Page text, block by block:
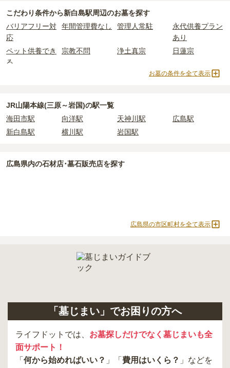
なお、お墓によっては以下の費用が別途かかる場合があります。
・開眼法要の費用：お墓を新しく建てた際に行う儀式のための費
用。僧侶に渡すお布施がかかります。
・納骨式の費用
：お墓に遺骨を納める儀式のための費用。僧侶に渡
すお布施、会食などの費用がかかります。
：お墓の管理費。契約後、毎年発生するケースがあり
正確な費用は、区画や石材の選び方によって大きく変わるため、見
積もりを取るまで確定しません。
現地見学では、担当者に「提示金額以外にかかる費用はないか」を
内を取り寄せることができます。
新白島駅周辺で安価なお墓を探したい場合は、
替えてお墓を探すのがおすすめです。
主な条件として、遺骨がすでにある、該当の市区町村に一定年数以
上住んでいるなどが挙げられます。
条件を満たさない場合は、申し込み自体ができないことも多いた
め、事前の確認が重要です。
契約条件の詳細は、各霊園のページをご確認いただくか、資料請求
詳しくは、新白島駅周辺の永代供養の一覧をご覧ください。
こだわり条件から新白島駅周辺のお墓を探す
バリアフリー対
応
年間管理費なし 管理人常駐
永代供養プラン
あり
ペット供養でき
る
宗教不問 浄土真宗 日蓮宗
永代供養墓
民営霊園
お墓の条件を全て表示
JR山陽本線(三原～岩国)の駅一覧
海田市駅
向洋駅 天神川駅
広島駅
新白島駅
横川駅 岩国駅
広島県内の石材店･墓石販売店を探す
広島県の市区町村を全て表示
「墓じまい」でお困りの方へ
ライフドットでは、 お墓探しだけでなく墓じまいも全
面サポート！
「 何から始めればいい？ 」「 費用はいくら？ 」などを